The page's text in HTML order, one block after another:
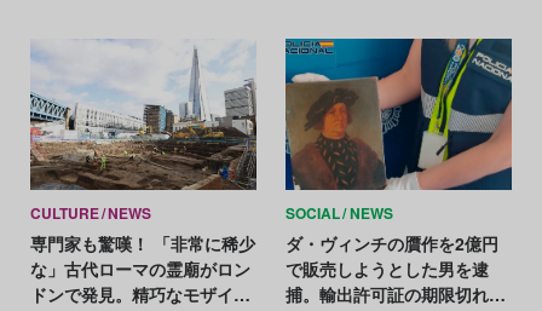
CULTURE NEWS
専門家も驚嘆！ 「非常に稀少
な」古代ローマの霊廟がロン
ドンで発見。精巧なモザイク
SOCIAL NEWS
ダ・ヴィンチの贋作を2億円
で販売しようとした男を逮
捕。輸出許可証の期限切れが